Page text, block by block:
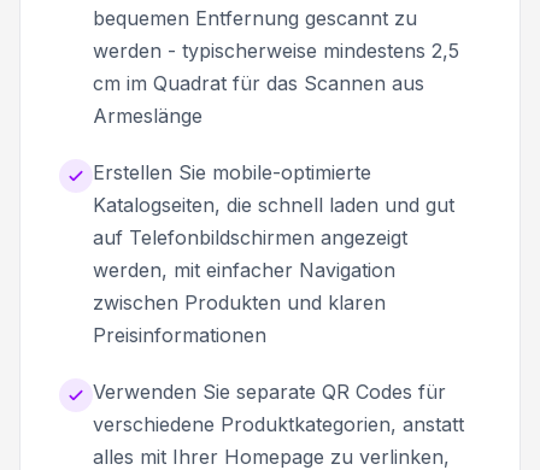
bequemen Entfernung gescannt zu
werden - typischerweise mindestens 2,5
cm im Quadrat für das Scannen aus
Armeslänge
Erstellen Sie mobile-optimierte
Katalogseiten, die schnell laden und gut
auf Telefonbildschirmen angezeigt
werden, mit einfacher Navigation
zwischen Produkten und klaren
Preisinformationen
Verwenden Sie separate QR Codes für
verschiedene Produktkategorien, anstatt
alles mit Ihrer Homepage zu verlinken,